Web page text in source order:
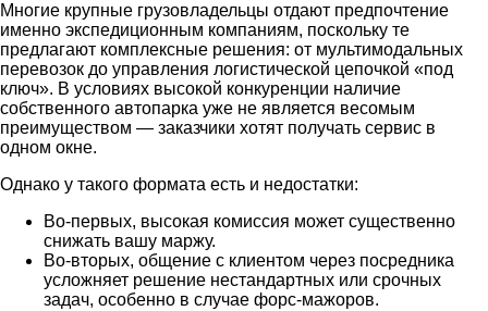
Многие крупные грузовладельцы отдают предпочтение
именно экспедиционным компаниям, поскольку те
предлагают комплексные решения: от мультимодальных
перевозок до управления логистической цепочкой «под
ключ». В условиях высокой конкуренции наличие
собственного автопарка уже не является весомым
преимуществом — заказчики хотят получать сервис в
одном окне.
Однако у такого формата есть и недостатки:
Во-первых, высокая комиссия может существенно
снижать вашу маржу.
Во-вторых, общение с клиентом через посредника
усложняет решение нестандартных или срочных
задач, особенно в случае форс-мажоров.